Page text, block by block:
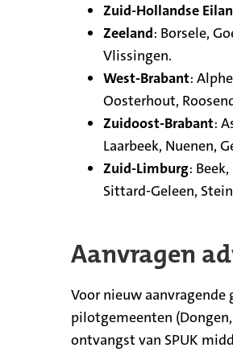
Zuid-Hollandse
Zeeland: Borsele,
Vlissingen.
West-Brabant:
Oosterhout,
Zuidoost-Brabant:
Laarbeek, Nuenen,
Zuid-Limburg:
Sittard-Geleen,
Aanvragen
Voor nieuw aanvragende
pilotgemeenten
ontvangst van SPUK